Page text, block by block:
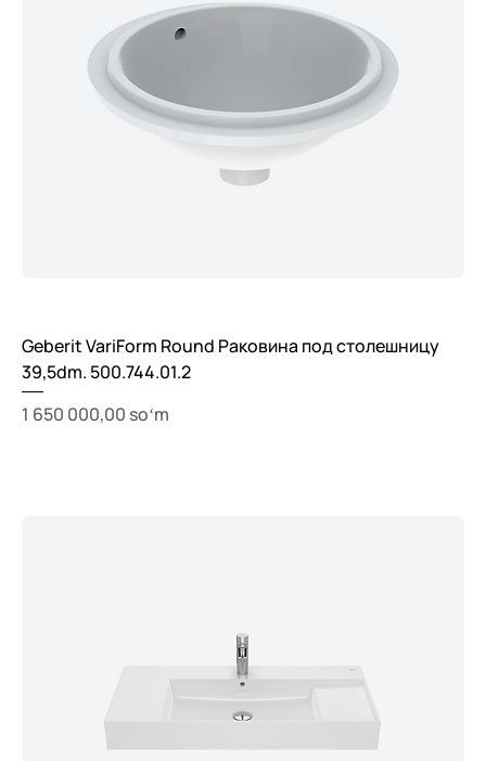
Geberit VariForm Round Раковина под столешницу
39,5dm. 500.744.01.2
Price
1 650 000,00 soʻm